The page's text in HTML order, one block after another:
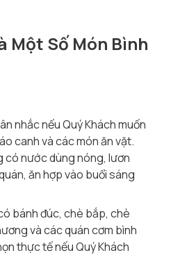
Một Số Món Bình
nhắc nếu Quý Khách muốn
canh và các món ăn vặt.
có nước dùng nóng, lươn
ăn hợp vào buổi sáng
bánh đúc, chè bắp, chè
và các quán cơm bình
thực tế nếu Quý Khách